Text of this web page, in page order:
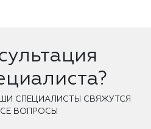
СПЕЦИАЛИСТЫ СВЯЖУТСЯ
ВОПРОСЫ